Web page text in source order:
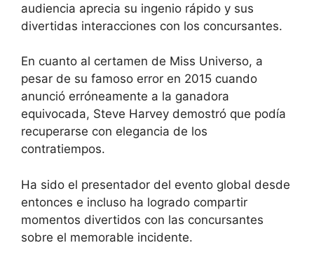
audiencia aprecia su ingenio rápido y sus
divertidas interacciones con los concursantes.
En cuanto al certamen de Miss Universo, a
pesar de su famoso error en 2015 cuando
anunció erróneamente a la ganadora
equivocada, Steve Harvey demostró que podía
recuperarse con elegancia de los
contratiempos.
Ha sido el presentador del evento global desde
entonces e incluso ha logrado compartir
momentos divertidos con las concursantes
sobre el memorable incidente.